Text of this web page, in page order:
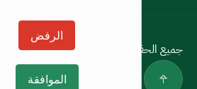
سياسة الاستخدام
جميع الحقوق
الجوف
الرفض
الموافقة